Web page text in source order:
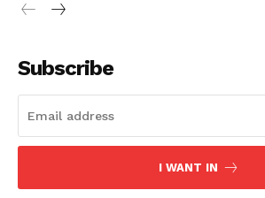
Subscribe
I WANT IN